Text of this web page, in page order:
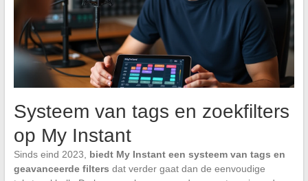
Systeem van tags en zoekfilters
op My Instant
Sinds eind 2023, biedt My Instant een systeem van tags en
geavanceerde filters dat verder gaat dan de eenvoudige